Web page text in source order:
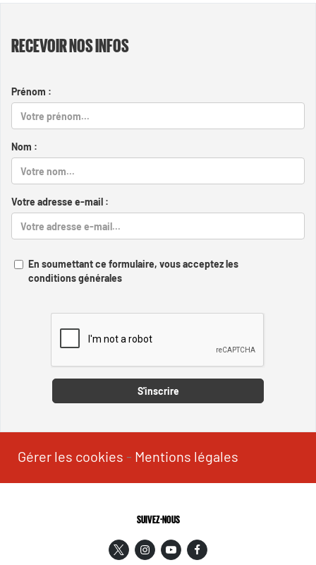
RECEVOIR NOS INFOS
Prénom :
Nom :
Votre adresse e-mail :
En soumettant ce formulaire, vous acceptez les
conditions générales
S'inscrire
Gérer les cookies - Mentions légales
SUIVEZ-NOUS